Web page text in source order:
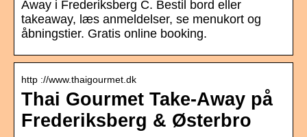
Away i Frederiksberg C. Bestil bord eller
takeaway, læs anmeldelser, se menukort og
åbningstier. Gratis online booking.
http ://www.thaigourmet.dk
Thai Gourmet Take-Away på
Frederiksberg & Østerbro